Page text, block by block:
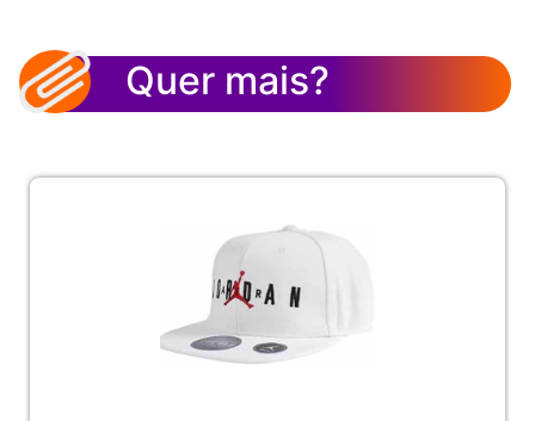
Quer mais?